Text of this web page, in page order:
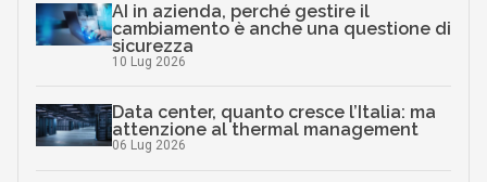
AI in azienda, perché gestire il
cambiamento è anche una questione di
sicurezza
10 Lug 2026
Data center, quanto cresce l’Italia: ma
attenzione al thermal management
06 Lug 2026